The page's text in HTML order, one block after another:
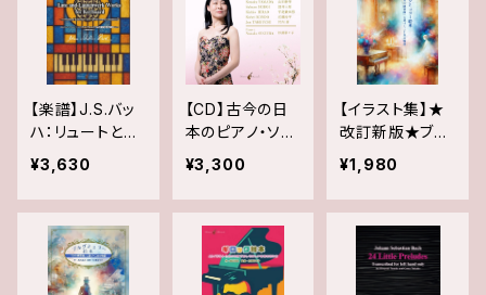
【楽譜】J.S.バッ
ハ：リュートとラ
ウテンヴェルク
作品の鍵盤用実
用譜集【原典資
料付】 Vol.1
¥3,630
【CD】古今の日
本のピアノ・ソナ
タVol.1＆Vol.2
（2枚組）杉浦
菜々子（ピアノ）
¥3,300
【イラスト集】★
改訂新版★ブル
グミュラー絵本
『25の練習曲』に
基づく25の物
語：イラスト集
（扉頁＋1~25話
のイラスト）
¥1,980